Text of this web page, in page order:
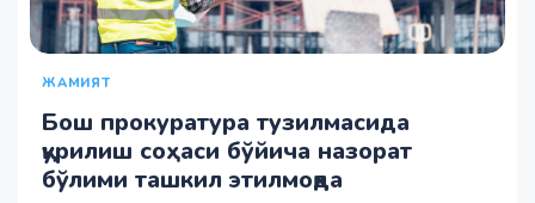
ЖАМИЯТ
Бош прокуратура тузилмасида
қурилиш соҳаси бўйича назорат
бўлими ташкил этилмоқда